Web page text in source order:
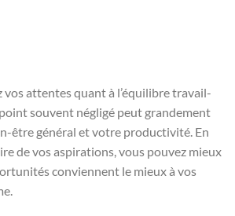
vos attentes quant à l’équilibre travail-
souvent négligé peut grandement
être général et votre productivité. En
de vos aspirations, vous pouvez mieux
conviennent le mieux à vos